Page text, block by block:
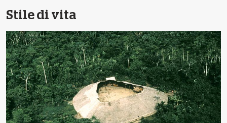
Stile di vita